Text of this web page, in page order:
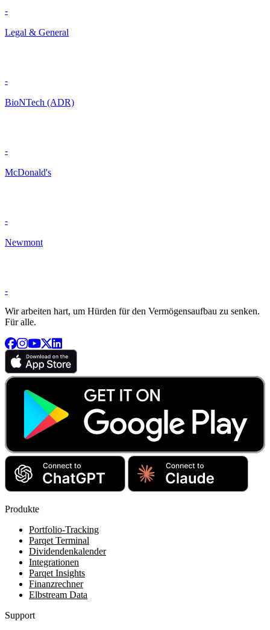
-
Legal & General
-
BioNTech (ADR)
-
McDonald's
-
Newmont
-
Wir arbeiten hart, um Hürden für den Vermögensaufbau zu senken.
Für alle.
Produkte
Portfolio-Tracking
Parqet Terminal
Dividendenkalender
Integrationen
Parqet Insights
Finanzrechner
Elbstream Data
Support